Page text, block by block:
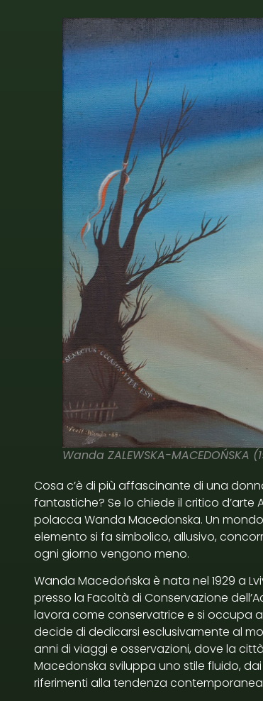
Wanda ZALEWSKA-MACEDOŃSKA
Cosa c’è di più affascinante di una
fantastiche? Se lo chiede il critico d’arte
polacca Wanda Macedonska. Un
elemento si fa simbolico, allusivo,
ogni giorno vengono meno.
Wanda Macedońska è nata nel 1929 a
presso la Facoltà di Conservazione
lavora come conservatrice e si occupa
decide di dedicarsi esclusivamente al
anni di viaggi e osservazioni, dove la
Macedonska sviluppa uno stile fluido,
riferimenti alla tendenza